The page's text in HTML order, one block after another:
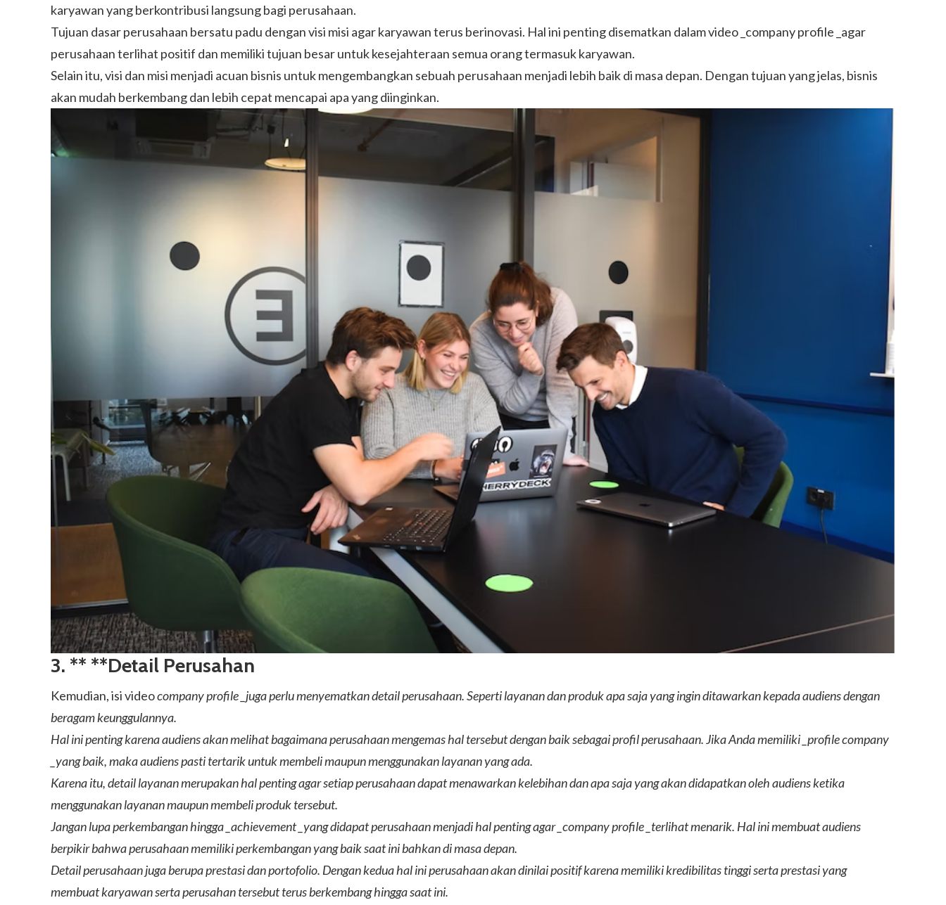
karyawan yang berkontribusi langsung bagi perusahaan.
Tujuan dasar perusahaan bersatu padu dengan visi misi agar karyawan terus berinovasi. Hal ini penting disematkan dalam video _company profile _agar
perusahaan terlihat positif dan memiliki tujuan besar untuk kesejahteraan semua orang termasuk karyawan.
Selain itu, visi dan misi menjadi acuan bisnis untuk mengembangkan sebuah perusahaan menjadi lebih baik di masa depan. Dengan tujuan yang jelas, bisnis
akan mudah berkembang dan lebih cepat mencapai apa yang diinginkan.
3. ** **Detail Perusahan
Kemudian, isi videocompany profile _juga perlu menyematkan detail perusahaan. Seperti layanan dan produk apa saja yang ingin ditawarkan kepada audiens dengan
beragam keunggulannya.
Hal ini penting karena audiens akan melihat bagaimana perusahaan mengemas hal tersebut dengan baik sebagai profil perusahaan. Jika Anda memiliki _profile company
_yang baik, maka audiens pasti tertarik untuk membeli maupun menggunakan layanan yang ada.
Karena itu, detail layanan merupakan hal penting agar setiap perusahaan dapat menawarkan kelebihan dan apa saja yang akan didapatkan oleh audiens ketika
menggunakan layanan maupun membeli produk tersebut.
Jangan lupa perkembangan hingga _achievement _yang didapat perusahaan menjadi hal penting agar _company profile _terlihat menarik. Hal ini membuat audiens
berpikir bahwa perusahaan memiliki perkembangan yang baik saat ini bahkan di masa depan.
Detail perusahaan juga berupa prestasi dan portofolio. Dengan kedua hal ini perusahaan akan dinilai positif karena memiliki kredibilitas tinggi serta prestasi yang
membuat karyawan serta perusahan tersebut terus berkembang hingga saat ini.